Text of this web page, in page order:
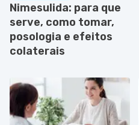
Nimesulida: para que
serve, como tomar,
posologia e efeitos
colaterais